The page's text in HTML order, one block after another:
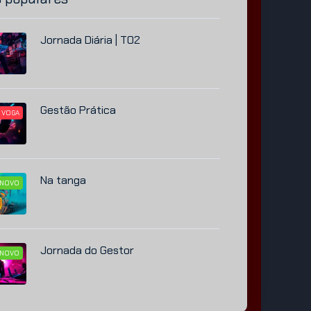
Jornada Diária | T02
Gestão Prática
NOVO Na tanga
NOVO Jornada do Gestor